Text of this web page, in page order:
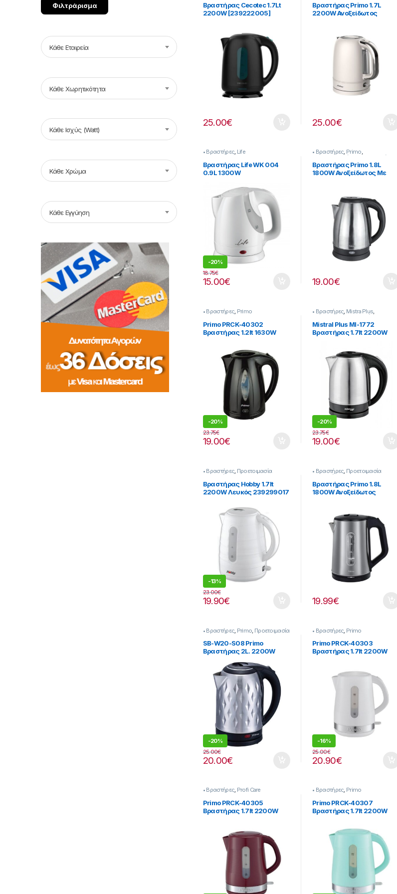
Βραστήρας Cecotec 1.7Lt
2200W [239222005]
25.00€
Βραστήρας Primo 1.7L
2200W Ανοξείδωτος
25.00€
• Βραστήρες, Life
Βραστήρας Life WK 004
0.9L 1300W
-20%
15.00€
18.75€
• Βραστήρες, Primo,
Μικροσυσκευές Προετοιμασία
Πρωινού
Βραστήρας Primo 1.8L
1800W Ανοξείδωτος Με
19.00€
• Βραστήρες, Primo
Primo PRCK-40302
Βραστήρας 1.2lt 1630W
-20%
19.00€
23.75€
• Βραστήρες, Mistra Plus,
Προετοιμασία Πρωινού
Mistral Plus ΜΙ-1772
Βραστήρας 1.7lt 2200W
-20%
19.00€
23.75€
• Βραστήρες, Προετοιμασία
Πρωινού
Βραστήρας Hobby 1.7lt
2200W Λευκός 239299017
-13%
19.90€
23.00€
• Βραστήρες, Προετοιμασία
Πρωινού
Βραστήρας Primo 1.8L
1800W Ανοξείδωτος
19.99€
• Βραστήρες Primo Προετοιμασία
Πρωινού
SB-W20-S08 Primo
Βραστήρας 2L. 2200W
-20%
20.00€
25.00€
• Βραστήρες Primo
Primo PRCK-40303
Βραστήρας 1.7lt 2200W
-16%
20.90€
25.00€
• Βραστήρες, Profi Care
Primo PRCK-40305
Βραστήρας 1.7lt 2200W
• Βραστήρες, Primo
Primo PRCK-40307
Βραστήρας 1.7lt 2200W
Φιλτράρισμα
Κάθε Εταιρεία
Κάθε Χωρητικότητα
Κάθε Ισχύς (Watt)
Κάθε Χρώμα
Κάθε Εγγύηση